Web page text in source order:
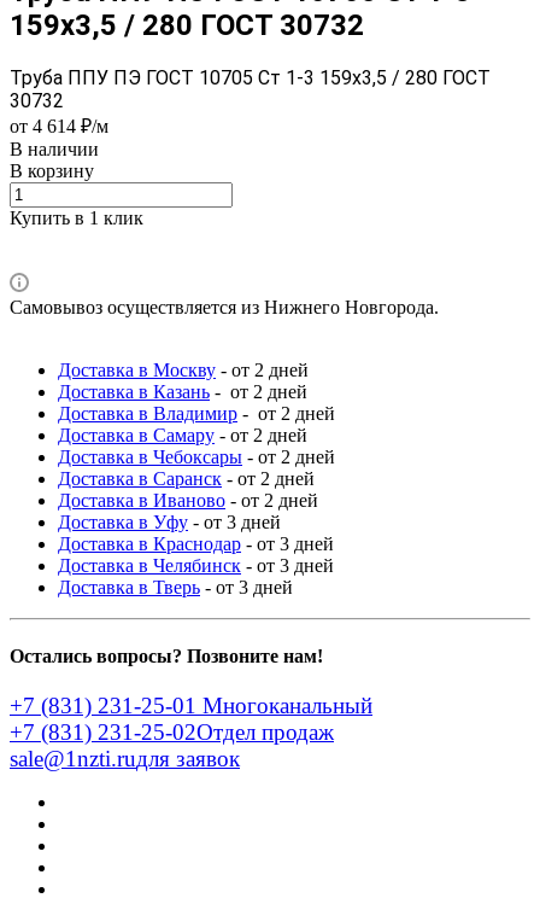
159x3,5 / 280 ГОСТ 30732
Труба ППУ ПЭ ГОСТ 10705 Ст 1-3 159x3,5 / 280 ГОСТ
30732
от 4 614 ₽/м
В наличии
В корзину
Купить в 1 клик
Самовывоз осуществляется из Нижнего Новгорода.
Доставка в Москву - от 2 дней
Доставка в Казань - от 2 дней
Доставка в Владимир - от 2 дней
Доставка в Самару - от 2 дней
Доставка в Чебоксары - от 2 дней
Доставка в Саранск - от 2 дней
Доставка в Иваново - от 2 дней
Доставка в Уфу - от 3 дней
Доставка в Краснодар - от 3 дней
Доставка в Челябинск - от 3 дней
Доставка в Тверь - от 3 дней
Остались вопросы? Позвоните нам!
+7 (831) 231-25-01 Многоканальный
+7 (831) 231-25-02Отдел продаж
sale@1nzti.ruдля заявок